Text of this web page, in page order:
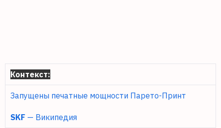
Контекст:
Запущены печатные мощности Парето-Принт
SKF — Википедия